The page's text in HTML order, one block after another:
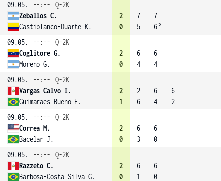
09.05. --:--
Q-2K
Zeballos C.
Castiblanco-Duarte K.
2
0
7
5
7
6 5
09.05. --:--
Q-2K
Coglitore G.
Moreno G.
2
0
6
4
6
4
09.05.
--:--
Q-2K
Vargas Calvo I.
Guimaraes Bueno F.
2
1
2
6
6
4
6
2
09.05.
--:--
Q-2K
Correa M.
Bacelar J.
2
0
6
3
6
0
09.05.
--:--
Q-2K
Razzeto C.
Barbosa-Costa Silva G.
2
0
6
1
6
0